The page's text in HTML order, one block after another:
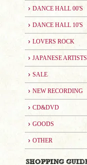
DANCE HALL 00'S
DANCE HALL 10'S
LOVERS ROCK
JAPANESE ARTISTS
SALE
NEW RECORDING
CD&DVD
GOODS
OTHER